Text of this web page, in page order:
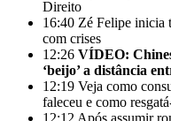
Direito
16:40 Zé Felipe inicia
com crises
12:26 VÍDEO:
‘beijo’ a distância
12:19 Veja como
faleceu e como
12:12 Após assumir